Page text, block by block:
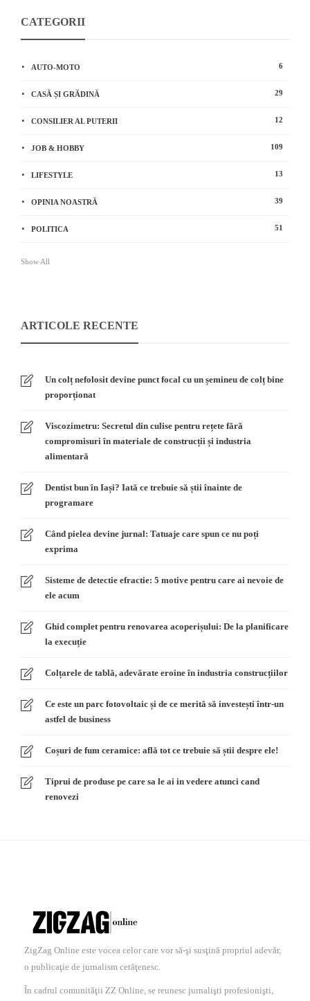
CATEGORII
AUTO-MOTO 6
CASĂ ȘI GRĂDINĂ 29
CONSILIER AL PUTERII 12
JOB & HOBBY 109
LIFESTYLE 13
OPINIA NOASTRĂ 39
POLITICA 51
Show All
ARTICOLE RECENTE
Un colț nefolosit devine punct focal cu un șemineu de colț bine
proporționat
Viscozimetru: Secretul din culise pentru rețete fără
compromisuri în materiale de construcții și industria
alimentară
Dentist bun în Iași? Iată ce trebuie să știi înainte de
programare
Când pielea devine jurnal: Tatuaje care spun ce nu poți
exprima
Sisteme de detectie efractie: 5 motive pentru care ai nevoie de
ele acum
Ghid complet pentru renovarea acoperișului: De la planificare
la execuție
Colțarele de tablă, adevărate eroine în industria construcțiilor
Ce este un parc fotovoltaic și de ce merită să investești într-un
astfel de business
Coșuri de fum ceramice: află tot ce trebuie să știi despre ele!
Tiprui de produse pe care sa le ai in vedere atunci cand
renovezi
ZigZag Online este vocea celor care vor să-şi susţină propriul adevăr,
o publicaţie de jurnalism cetăţenesc.
În cadrul comunităţii ZZ Online, se reunesc jurnalişti profesionişti,